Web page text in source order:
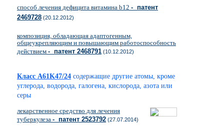
способ лечения дефицита витамина b12 - патент
2469728 (20.12.2012)
композиция, обладающая адаптогенным,
общеукрепляющим и повышающим работоспособность
действием - патент 2468791 (10.12.2012)
Класс A61K47/24 содержащие другие атомы, кроме
углерода, водорода, галогена, кислорода, азота или
серы
лекарственное средство для лечения
туберкулеза - патент 2523792 (27.07.2014)